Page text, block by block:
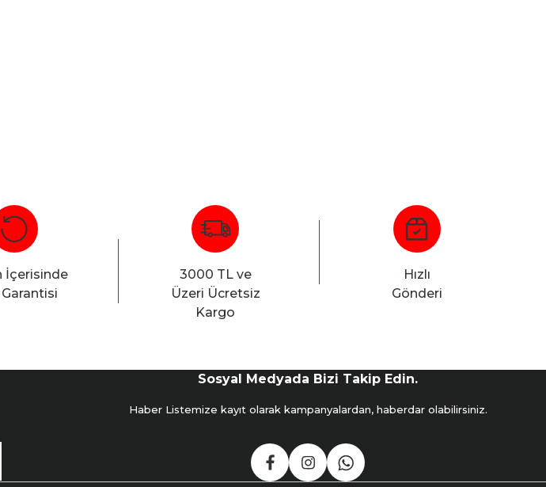
İçerisinde
3000 TL ve
Üzeri Ücretsiz
Kargo
Hızlı
Gönderi
Sosyal Medyada Bizi Takip Edin.
Haber Listemize kayıt olarak kampanyalardan, haberdar olabilirsiniz.